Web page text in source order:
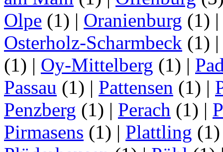
Olpe (1) | Oranienburg (1)
Osterholz-Scharmbeck (1)
(1) | Oy-Mittelberg (1) |
Passau (1) | Pattensen (1) |
Penzberg (1) | Perach (1) |
Pirmasens (1) | Plattling